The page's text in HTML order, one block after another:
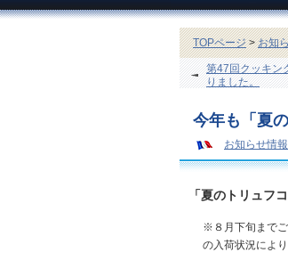
TOPページ>お知
第47回クッキン
りました。
今年も「夏
お知らせ情報
「夏のトリュフ
※８月下旬までご
の入荷状況によ